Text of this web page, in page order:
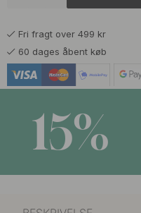
Fri fragt over 499 kr
60 dages åbent køb
15%